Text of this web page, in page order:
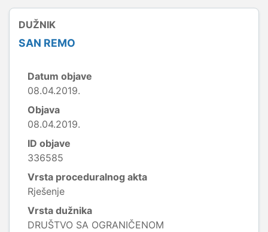
DUŽNIK
SAN REMO
Datum objave
08.04.2019.
Objava
08.04.2019.
ID objave
336585
Vrsta proceduralnog akta
Rješenje
Vrsta dužnika
DRUŠTVO SA OGRANIČENOM